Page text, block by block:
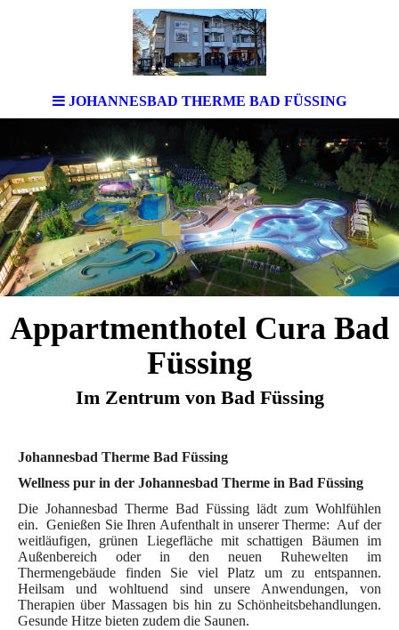
JOHANNESBAD THERME BAD FÜSSING
Appartmenthotel Cura Bad
Füssing
Im Zentrum von Bad Füssing
Johannesbad Therme Bad Füssing
Wellness pur in der Johannesbad Therme in Bad Füssing
Die Johannesbad Therme Bad Füssing lädt zum Wohlfühlen
ein. Genießen Sie Ihren Aufenthalt in unserer Therme: Auf der
weitläufigen, grünen Liegefläche mit schattigen Bäumen im
Außenbereich oder in den neuen Ruhewelten im
Thermengebäude finden Sie viel Platz um zu entspannen.
Heilsam und wohltuend sind unsere Anwendungen, von
Therapien über Massagen bis hin zu Schönheitsbehandlungen.
Gesunde Hitze bieten zudem die Saunen.